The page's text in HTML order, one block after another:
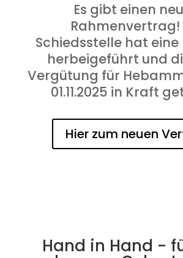
Es gibt einen
Rahmenvertrag!
Schiedsstelle hat eine
herbeigeführt und
Vergütung für
01.11.2025 in Kraft
Hier zum neuen
Hand in Hand -